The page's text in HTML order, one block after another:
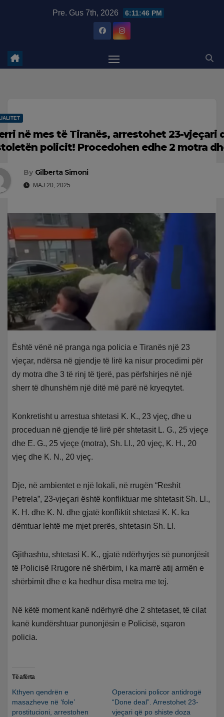
Pre. Gus 7th, 2026 6:11:47 PM
në mes të Tiranës, arrestohet 23-vjeçari
policit! Procedohen edhe 2 motra
By Gilberta Simoni
MAJ 20, 2025
Është vënë në pranga nga policia e Tiranës një 23
vjeçar, ndërsa në gjendje të lirë ka nisur procedimi për
dy motra dhe 3 të rinj të tjerë, pas përfshirjes në një
sherr të dhunshëm një ditë më parë në kryeqytet.
Konkretisht u arrestua shtetasi K. K., 23 vjeç, dhe u
proceduan në gjendje të lirë për shtetasit L. G., 25 vjeçe
dhe E. G., 25 vjeçe (motra), Sh. Ll., 20 vjeç, K. H., 20
vjeç dhe K. N., 20 vjeç.
Dje, në ambientet e një lokali, në rrugën “Reshit
Petrela”, 23-vjeçari është konfliktuar me shtetasit Sh. Ll.,
K. H. dhe K. N. dhe gjatë konfliktit shtetasi K. K. ka
dëmtuar lehtë me mjet prerës, shtetasin Sh. Ll.
Gjithashtu, shtetasi K. K., gjatë ndërhyrjes së punonjësit
të Policisë Rrugore në shërbim, i ka marrë atij armën e
shërbimit dhe e ka hedhur disa metra me tej.
Në këtë moment kanë ndërhyrë dhe 2 shtetaset, të cilat
kanë kundërshtuar punonjësin e Policisë, sqaron
policia.
Të afërta
Kthyen qendrën e
masazheve në ‘fole’
prostitucioni, arrestohen
Operacioni policor antidrogë
“Done deal”. Arrestohet 23-
vjeçari që po shiste doza